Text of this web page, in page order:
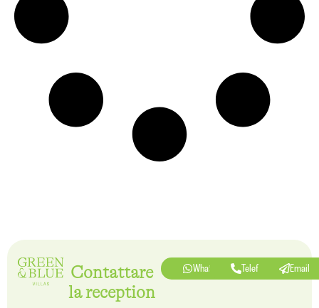
Contattare
la reception
Whatsapp Telefono Email